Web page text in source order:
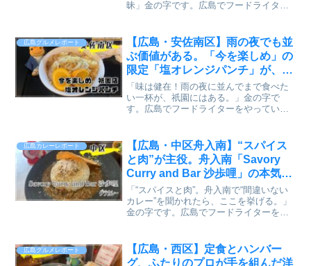
昧」金の字です。広島でフードライター
ば、めし、天ぷら あきちゃん」。牛ホル
モン肉の天ぷらを、お客...
広島グルメレポート
【広島・安佐南区】雨の夜でも並
ぶ価値がある。「今を楽しめ」の
限定「塩オレンジパンチ」が、二
郎系の常識を超えてきた【かえる
のピクルスと実食レビュー】
「味は健在！雨の夜に並んでまで食べた
い一杯が、祇園にはある。」金の字で
す。広島でフードライターをやっていま
で、久しぶりに行ってきました。また新
しい限定メニューが・・・...
広島カレーレポート
【広島・中区舟入南】“スパイス
と肉”が主役。舟入南「Savory
Curry and Bar 沙歩哩」の本気カ
レーを実食レビュー【かえるのピ
クルスと実食レビュー】
「“スパイスと肉”。舟入南で“間違いない
カレー”を聞かれたら、ここを挙げる。」
金の字です。広島でフードライターをし
沙歩哩。焼肉店系列ならではの肉...
広島グルメレポート
【広島・西区】定食とハンバー
グ、ふたりのプロが手を組んだ洋